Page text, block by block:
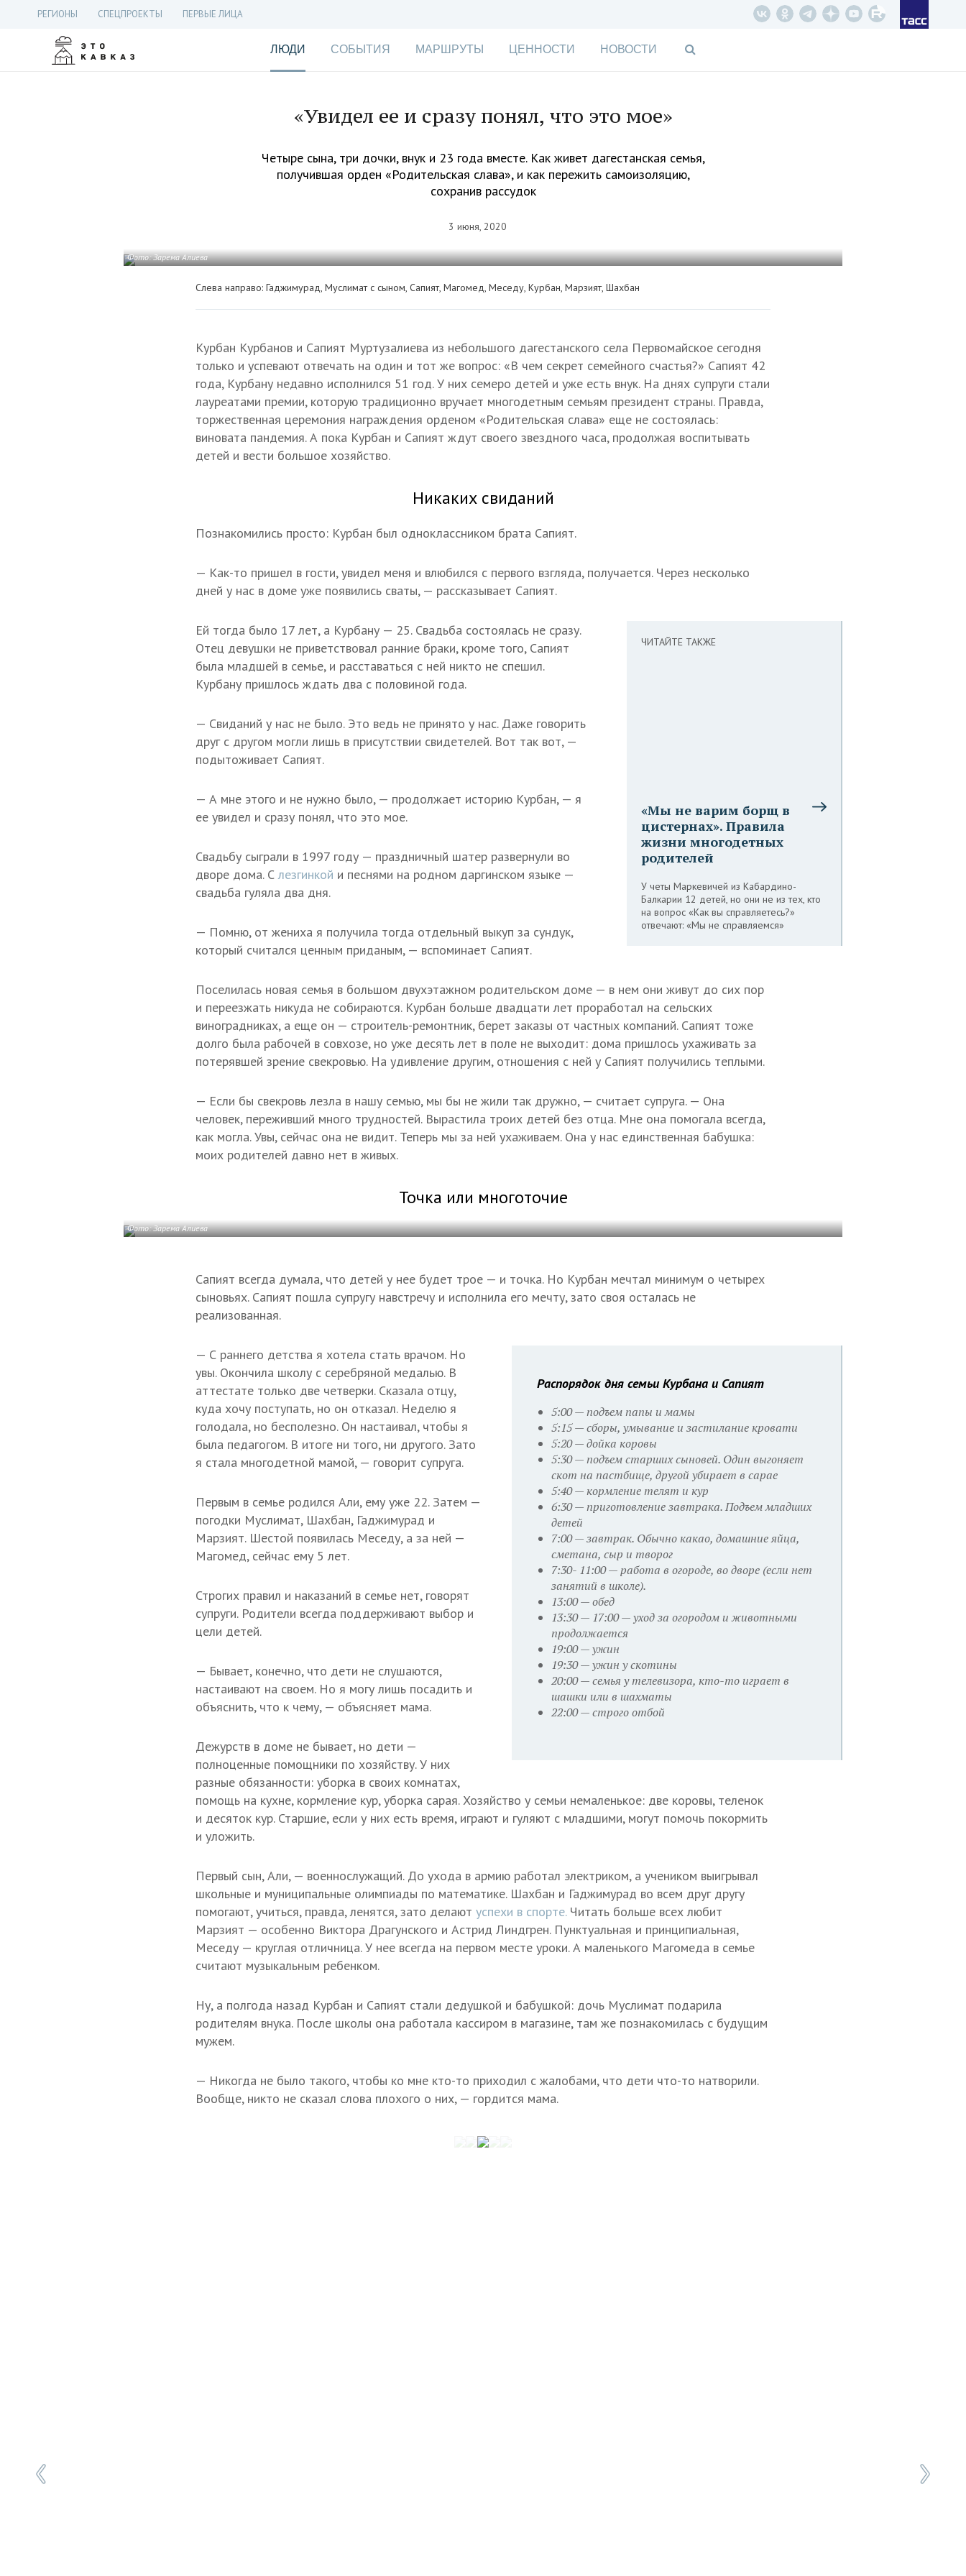
РЕГИОНЫ СПЕЦПРОЕКТЫ ПЕРВЫЕ ЛИЦА
ЛЮДИ СОБЫТИЯ МАРШРУТЫ ЦЕННОСТИ НОВОСТИ
«Увидел ее и сразу понял, что это мое»
Четыре сына, три дочки, внук и 23 года вместе. Как живет дагестанская семья,
получившая орден «Родительская слава», и как пережить самоизоляцию,
сохранив рассудок
3 июня, 2020
Фото: Зарема Алиева
Слева направо: Гаджимурад, Муслимат с сыном, Сапият, Магомед, Меседу, Курбан, Марзият, Шахбан
Курбан Курбанов и Сапият Муртузалиева из небольшого дагестанского села Первомайское сегодня
только и успевают отвечать на один и тот же вопрос: «В чем секрет семейного счастья?» Сапият 42
года, Курбану недавно исполнился 51 год. У них семеро детей и уже есть внук. На днях супруги стали
лауреатами премии, которую традиционно вручает многодетным семьям президент страны. Правда,
торжественная церемония награждения орденом «Родительская слава» еще не состоялась:
виновата пандемия. А пока Курбан и Сапият ждут своего звездного часа, продолжая воспитывать
детей и вести большое хозяйство.
Никаких свиданий
Познакомились просто: Курбан был одноклассником брата Сапият.
— Как-то пришел в гости, увидел меня и влюбился с первого взгляда, получается. Через несколько
дней у нас в доме уже появились сваты, — рассказывает Сапият.
ЧИТАЙТЕ ТАКЖЕ
«Мы не варим борщ в
цистернах». Правила
жизни многодетных
родителей
У четы Маркевичей из Кабардино-
Балкарии 12 детей, но они не из тех, кто
на вопрос «Как вы справляетесь?»
отвечают: «Мы не справляемся»
Ей тогда было 17 лет, а Курбану — 25. Свадьба состоялась не сразу.
Отец девушки не приветствовал ранние браки, кроме того, Сапият
была младшей в семье, и расставаться с ней никто не спешил.
Курбану пришлось ждать два с половиной года.
— Свиданий у нас не было. Это ведь не принято у нас. Даже говорить
друг с другом могли лишь в присутствии свидетелей. Вот так вот, —
подытоживает Сапият.
— А мне этого и не нужно было, — продолжает историю Курбан, — я
ее увидел и сразу понял, что это мое.
Свадьбу сыграли в 1997 году — праздничный шатер развернули во
дворе дома. Слезгинкой и песнями на родном даргинском языке —
свадьба гуляла два дня.
— Помню, от жениха я получила тогда отдельный выкуп за сундук,
который считался ценным приданым, — вспоминает Сапият.
Поселилась новая семья в большом двухэтажном родительском доме — в нем они живут до сих пор
и переезжать никуда не собираются. Курбан больше двадцати лет проработал на сельских
виноградниках, а еще он — строитель-ремонтник, берет заказы от частных компаний. Сапият тоже
долго была рабочей в совхозе, но уже десять лет в поле не выходит: дома пришлось ухаживать за
потерявшей зрение свекровью. На удивление другим, отношения с ней у Сапият получились теплыми.
— Если бы свекровь лезла в нашу семью, мы бы не жили так дружно, — считает супруга. — Она
человек, переживший много трудностей. Вырастила троих детей без отца. Мне она помогала всегда,
как могла. Увы, сейчас она не видит. Теперь мы за ней ухаживаем. Она у нас единственная бабушка:
моих родителей давно нет в живых.
Точка или многоточие
Фото: Зарема Алиева
Сапият всегда думала, что детей у нее будет трое — и точка. Но Курбан мечтал минимум о четырех
сыновьях. Сапият пошла супругу навстречу и исполнила его мечту, зато своя осталась не
реализованная.
Распорядок дня семьи Курбана и Сапият
5:00 — подъем папы и мамы
5:15 — сборы, умывание и застилание кровати
5:20 — дойка коровы
5:30 — подъем старших сыновей. Один выгоняет
скот на пастбище, другой убирает в сарае
5:40 — кормление телят и кур
6:30 — приготовление завтрака. Подъем младших
детей
7:00 — завтрак. Обычно какао, домашние яйца,
сметана, сыр и творог
7:30- 11:00 — работа в огороде, во дворе (если нет
занятий в школе).
13:00 — обед
13:30 — 17:00 — уход за огородом и животными
продолжается
19:00 — ужин
19:30 — ужин у скотины
20:00 — семья у телевизора, кто-то играет в
шашки или в шахматы
22:00 — строго отбой
— С раннего детства я хотела стать врачом. Но
увы. Окончила школу с серебряной медалью. В
аттестате только две четверки. Сказала отцу,
куда хочу поступать, но он отказал. Неделю я
голодала, но бесполезно. Он настаивал, чтобы я
была педагогом. В итоге ни того, ни другого. Зато
я стала многодетной мамой, — говорит супруга.
Первым в семье родился Али, ему уже 22. Затем —
погодки Муслимат, Шахбан, Гаджимурад и
Марзият. Шестой появилась Меседу, а за ней —
Магомед, сейчас ему 5 лет.
Строгих правил и наказаний в семье нет, говорят
супруги. Родители всегда поддерживают выбор и
цели детей.
— Бывает, конечно, что дети не слушаются,
настаивают на своем. Но я могу лишь посадить и
объяснить, что к чему, — объясняет мама.
Дежурств в доме не бывает, но дети —
полноценные помощники по хозяйству. У них
разные обязанности: уборка в своих комнатах,
помощь на кухне, кормление кур, уборка сарая. Хозяйство у семьи немаленькое: две коровы, теленок
и десяток кур. Старшие, если у них есть время, играют и гуляют с младшими, могут помочь покормить
и уложить.
Первый сын, Али, — военнослужащий. До ухода в армию работал электриком, а учеником выигрывал
школьные и муниципальные олимпиады по математике. Шахбан и Гаджимурад во всем друг другу
помогают, учиться, правда, ленятся, зато делают успехи в спорте.Читать больше всех любит
Марзият — особенно Виктора Драгунского и Астрид Линдгрен. Пунктуальная и принципиальная,
Меседу — круглая отличница. У нее всегда на первом месте уроки. А маленького Магомеда в семье
считают музыкальным ребенком.
Ну, а полгода назад Курбан и Сапият стали дедушкой и бабушкой: дочь Муслимат подарила
родителям внука. После школы она работала кассиром в магазине, там же познакомилась с будущим
мужем.
— Никогда не было такого, чтобы ко мне кто-то приходил с жалобами, что дети что-то натворили.
Вообще, никто не сказал слова плохого о них, — гордится мама.